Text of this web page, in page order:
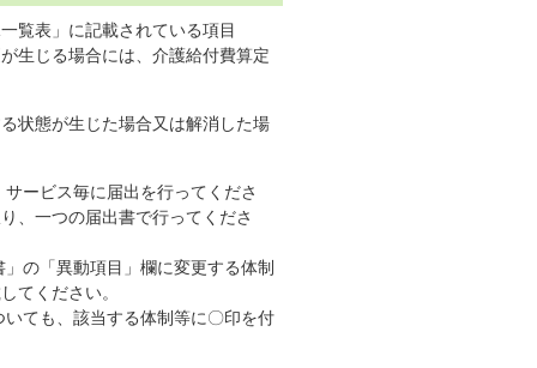
覧表」に記載されている項目
生じる場合には、介護給付費算定
状態が生じた場合又は解消した場
ービス毎に届出を行ってくださ
、一つの届出書で行ってくださ
の「異動項目」欄に変更する体制
てください。
ても、該当する体制等に〇印を付